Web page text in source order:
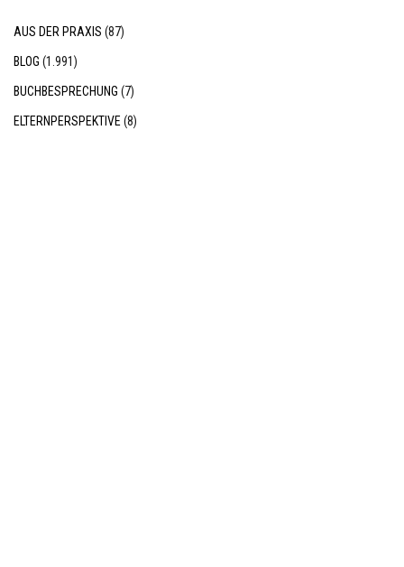
AUS DER PRAXIS (87)
BLOG (1.991)
BUCHBESPRECHUNG (7)
ELTERNPERSPEKTIVE(8)